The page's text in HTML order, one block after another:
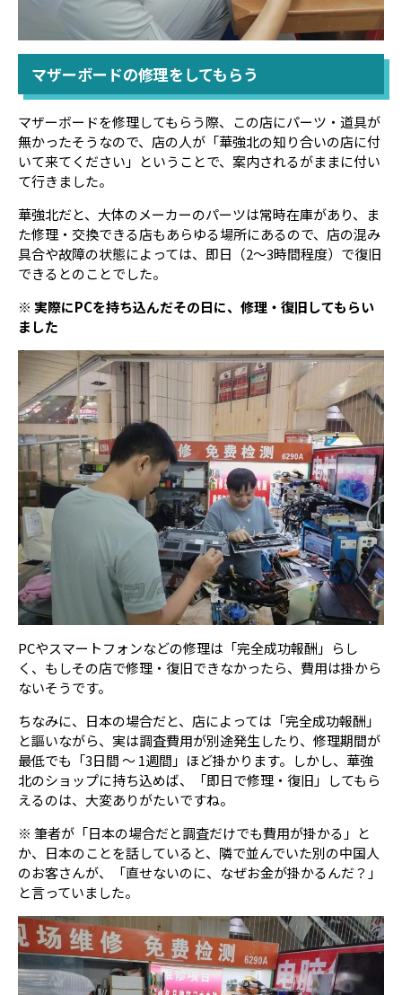
マザーボードの修理をしてもらう
マザーボードを修理してもらう際、この店にパーツ・道具が
無かったそうなので、店の人が「華強北の知り合いの店に付
いて来てください」ということで、案内されるがままに付い
て行きました。
華強北だと、大体のメーカーのパーツは常時在庫があり、ま
た修理・交換できる店もあらゆる場所にあるので、店の混み
具合や故障の状態によっては、即日（2～3時間程度）で復旧
できるとのことでした。
※ 実際にPCを持ち込んだその日に、修理・復旧してもらい
ました
PCやスマートフォンなどの修理は「完全成功報酬」らし
く、もしその店で修理・復旧できなかったら、費用は掛から
ないそうです。
ちなみに、日本の場合だと、店によっては「完全成功報酬」
と謳いながら、実は調査費用が別途発生したり、修理期間が
最低でも「3日間 ～ 1週間」ほど掛かります。しかし、華強
北のショップに持ち込めば、「即日で修理・復旧」してもら
えるのは、大変ありがたいですね。
※ 筆者が「日本の場合だと調査だけでも費用が掛かる」と
か、日本のことを話していると、隣で並んでいた別の中国人
のお客さんが、「直せないのに、なぜお金が掛かるんだ？」
と言っていました。